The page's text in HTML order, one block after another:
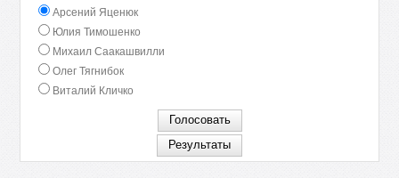
Арсений Яценюк
Юлия Тимошенко
Михаил Саакашвилли
Олег Тягнибок
Виталий Кличко